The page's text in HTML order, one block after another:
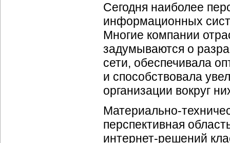
Сегодня наиболее
информационных
Многие компании
задумываются о
сети, обеспечивала
и способствовала
организации вокруг
Материально-
перспективная
интернет-решений